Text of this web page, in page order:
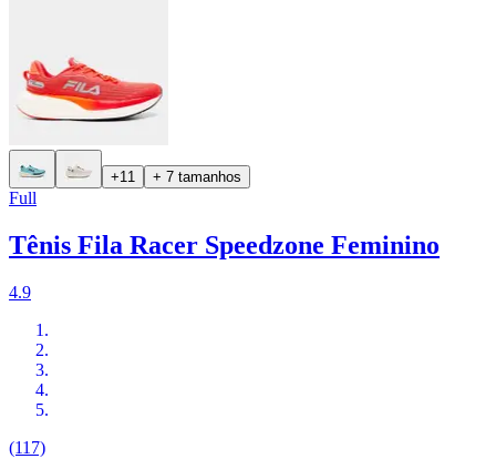
+11 + 7 tamanhos
Full
Tênis Fila Racer Speedzone Feminino
4.9
(117)